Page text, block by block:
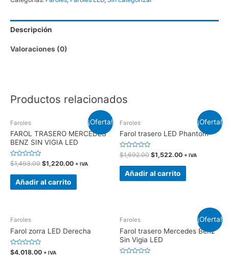
triangulo
Derecho
cantidad
Descripción
Valoraciones (0)
Productos relacionados
¡Oferta!
Faroles
FAROL TRASERO MERCEDES
BENZ SIN VIGIA LED
Valorado
en
0
$1,493.00 $1,220.00 + IVA
Añadir al carrito
¡Oferta!
Faroles
Farol trasero LED Phantom
Valorado
en
0
$1,692.00 $1,522.00 + IVA
Añadir al carrito
Faroles
Farol zorra LED Derecha
Valorado
$4,018.00 + IVA
¡Oferta!
Faroles
Farol trasero Mercedes Benz
Sin Vigia LED